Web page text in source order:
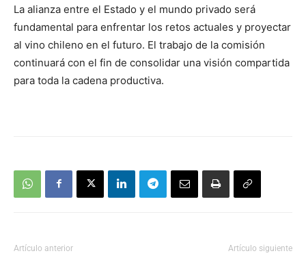
La alianza entre el Estado y el mundo privado será
fundamental para enfrentar los retos actuales y proyectar
al vino chileno en el futuro. El trabajo de la comisión
continuará con el fin de consolidar una visión compartida
para toda la cadena productiva.
Artículo anterior Artículo siguiente